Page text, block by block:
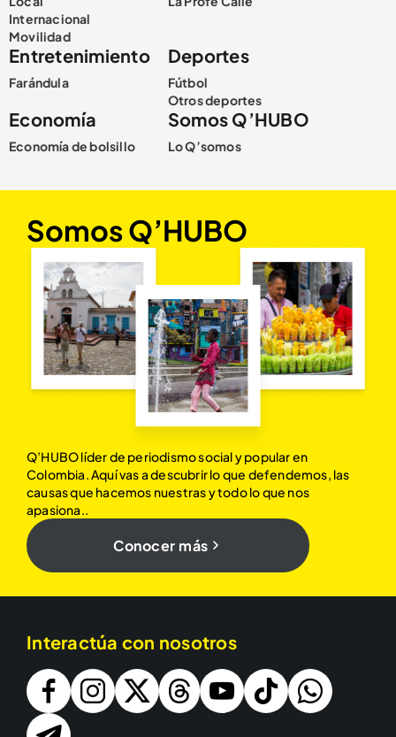
Internacional
Movilidad
Entretenimiento
Farándula
Deportes
Fútbol
Otros deportes
Economía
Economía de bolsillo
Somos Q’HUBO
Lo Q’somos
Somos Q’HUBO
Q’HUBO líder de periodismo social y popular en
Colombia. Aquí vas a descubrir lo que defendemos, las
causas que hacemos nuestras y todo lo que nos
apasiona..
Conocer más
Interactúa con nosotros